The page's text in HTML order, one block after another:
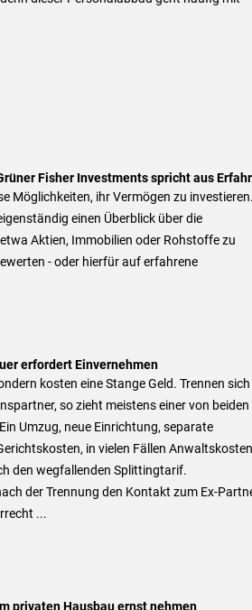
Fisher Investments spricht aus
Möglichkeiten, ihr Vermögen zu
einen Überblick über die
Aktien, Immobilien oder Rohstoffe zu
- oder hierfür auf erfahrene
erfordert Einvernehmen
kosten eine Stange Geld. Trennen sich
so zieht meistens einer von beiden
Umzug, neue Einrichtung, separate
in vielen Fällen
den wegfallenden Splittingtarif.
der Trennung den Kontakt zum Ex-
...
privaten Hausbau ernst nehmen